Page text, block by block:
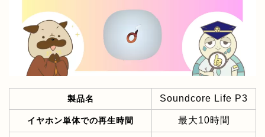
製品名 Soundcore Life P3
イヤホン単体での再生時間 最大10時間